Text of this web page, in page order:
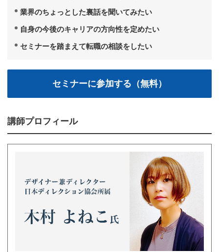
業界のちょっとした裏話を聞いてみたい
自身の今後のキャリアの方向性を定めたい
セミナーを踏まえて転職の相談をしたい
講師プロフィール